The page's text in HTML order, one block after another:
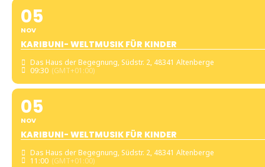
05
NOV
KARIBUNI- WELTMUSIK FÜR KINDER
Das Haus der Begegnung, Südstr. 2, 48341 Altenberge
09:30 (GMT+01:00)
05
NOV
KARIBUNI- WELTMUSIK FÜR KINDER
Das Haus der Begegnung, Südstr. 2, 48341 Altenberge
11:00 (GMT+01:00)